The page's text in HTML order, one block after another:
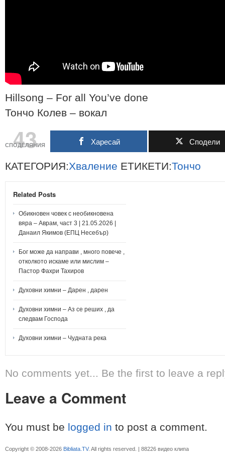
Hillsong – For all You’ve done
Тончо Колев – вокал
43
СПОДЕЛЯНИЯ Харесай Сподели
КАТЕГОРИЯ:Хваление ЕТИКЕТИ:Тончо
Related Posts
Обикновен човек с необикновена
вяра – Аврам, част 3 | 21.05.2026 |
Данаил Якимов (ЕПЦ Несебър)
Бог може да направи , много повече ,
отколкото искаме или мислим –
Пастор Фахри Тахиров
Духовни химни – Дарен , дарен
Духовни химни – Аз се реших , да
следвам Господа
Духовни химни – Чудната река
No comments yet... Be the first to leave a
Leave a Comment
You must be logged in to post a comment.
Copyright © 2008-2026 Bibliata.TV. All rights reserved. | 88226 видео клипа